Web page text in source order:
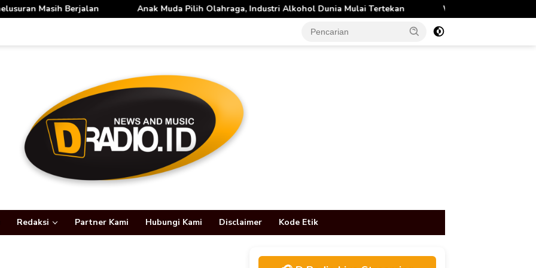
Anak Muda Pilih Olahraga, Industri Alkohol Dunia Mulai Tertekan Winamp Comeback pada 2027, Siap
Redaksi Partner Kami Hubungi Kami Disclaimer Kode Etik